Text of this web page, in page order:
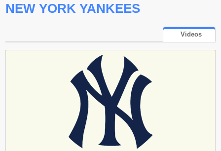
NEW YORK YANKEES
Videos